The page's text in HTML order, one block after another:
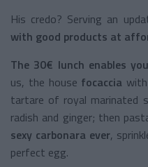
His credo? Serving an
with good products at
The 30€ lunch enables
us, the house focaccia
tartare of royal marinated
radish and ginger; then
sexy carbonara ever,
perfect egg.